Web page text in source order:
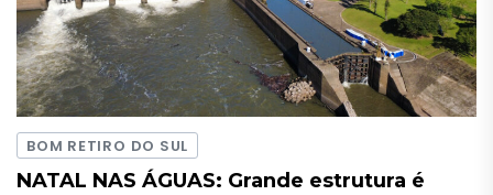
BOM RETIRO DO SUL
NATAL NAS ÁGUAS: Grande estrutura é